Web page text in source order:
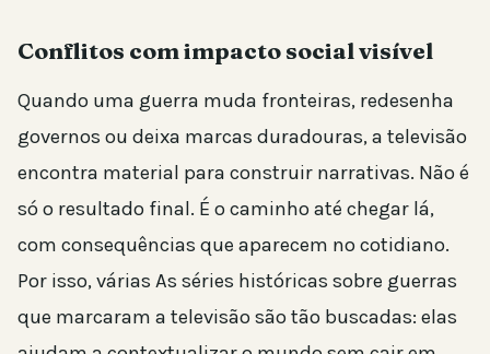
Conflitos com impacto social visível
Quando uma guerra muda fronteiras, redesenha
governos ou deixa marcas duradouras, a televisão
encontra material para construir narrativas. Não é
só o resultado final. É o caminho até chegar lá,
com consequências que aparecem no cotidiano.
Por isso, várias As séries históricas sobre guerras
que marcaram a televisão são tão buscadas: elas